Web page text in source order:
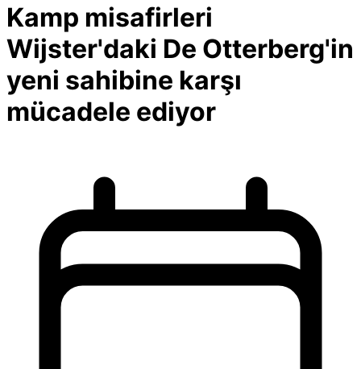
Kamp misafirleri
Wijster'daki De Otterberg'in
yeni sahibine karşı
mücadele ediyor